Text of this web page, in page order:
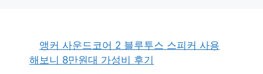
앵커 사운드코어 2 블루투스 스피커 사용
해보니 8만원대 가성비 후기